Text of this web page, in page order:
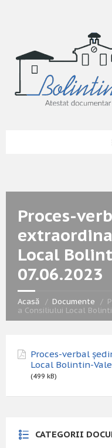
Proces-
Local
07.06.2023
Acasă Documente
a Consiliului Local
Proces-verbal
Local Bolintin-Vale
(499 kB)
CATEGORII